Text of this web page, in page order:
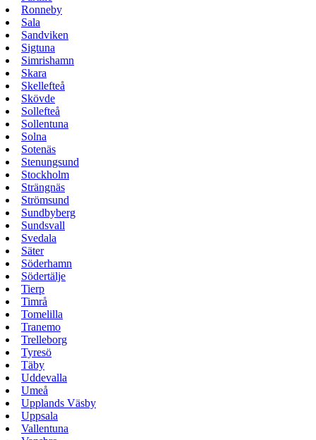
Ronneby
Sala
Sandviken
Sigtuna
Simrishamn
Skara
Skellefteå
Skövde
Sollefteå
Sollentuna
Solna
Sotenäs
Stenungsund
Stockholm
Strängnäs
Strömsund
Sundbyberg
Sundsvall
Svedala
Säter
Söderhamn
Södertälje
Tierp
Timrå
Tomelilla
Tranemo
Trelleborg
Tyresö
Täby
Uddevalla
Umeå
Upplands Väsby
Uppsala
Vallentuna